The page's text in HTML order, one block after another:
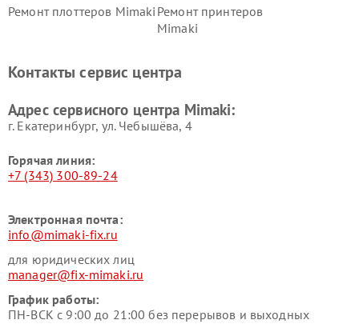
Ремонт плоттеров Mimaki Ремонт принтеров
Mimaki
Контакты сервис центра
Адрес сервисного центра Mimaki:
г. Екатеринбург, ул. Чебышёва, 4
Горячая линия:
+7 (343) 300-89-24
Электронная почта:
info@mimaki-fix.ru
для юридических лиц
manager@fix-mimaki.ru
График работы:
ПН-ВСК с 9:00 до 21:00 без перерывов и выходных